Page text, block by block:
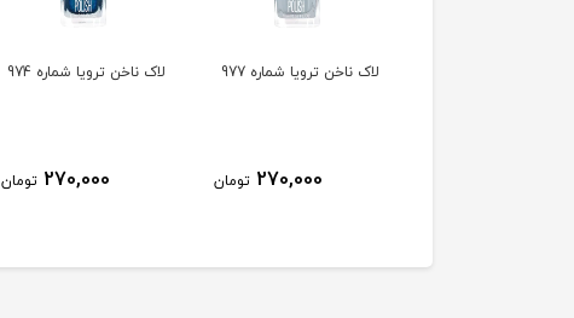
لاک ناخن ترویا شماره 977
270,000 تومان
لاک ناخن ترویا شماره 974
270,000 تومان